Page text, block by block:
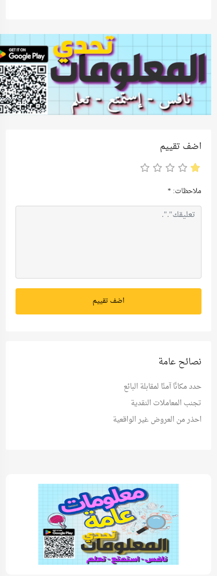
اضف تقييم
ملاحظات:*
اضف تقييم
نصائح عامة
حدد مكانًا آمنًا لمقابلة البائع
تجنب المعاملات النقدية
احذر من العروض غير الواقعية